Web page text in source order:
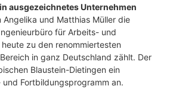
ausgezeichnetes Unternehmen
und Matthias Müller die
für Arbeits- und
zu den renommiertesten
in ganz Deutschland zählt. Der
Blaustein-Dietingen ein
Fortbildungsprogramm an.